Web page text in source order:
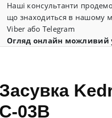
Наші консультанти
що знаходиться в нашому
Viber або Telegram
Огляд онлайн можливий
Засувка
C-03В